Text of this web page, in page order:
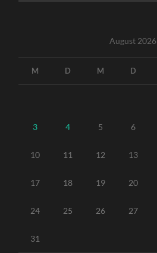
August 2026
M D M D
3 4 5 6
10 11 12 13
17 18 19 20
24 25 26 27
31